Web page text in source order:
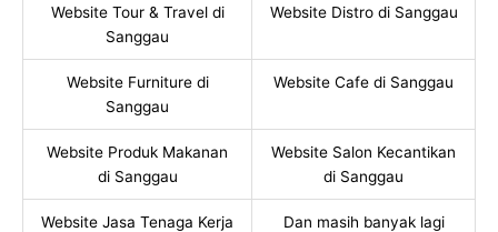
Website Tour & Travel di
Sanggau
Website Distro di Sanggau
Website Furniture di
Sanggau
Website Cafe di Sanggau
Website Produk Makanan
di Sanggau
Website Salon Kecantikan
di Sanggau
Website Jasa Tenaga Kerja
Dan masih banyak lagi